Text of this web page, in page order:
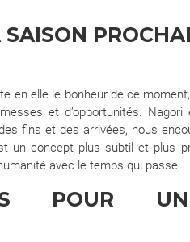
en elle le bonheur de ce
et d’opportunités.
fins et des arrivées, nous
un concept plus subtil et plus
avec le temps qui passe.
POUR